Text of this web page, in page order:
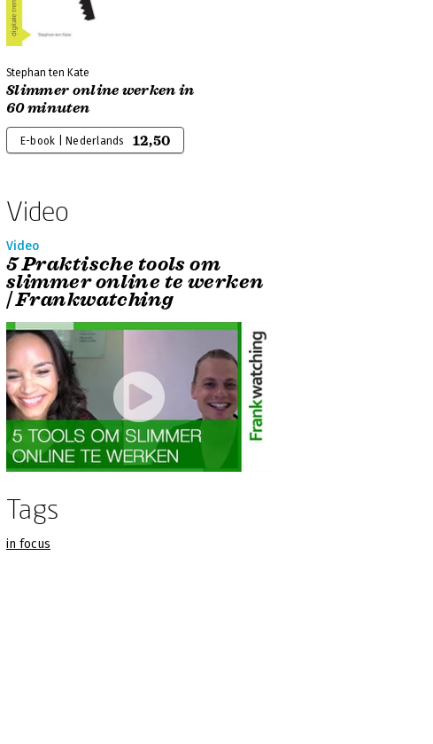
Stephan ten Kate
Slimmer online werken in
60 minuten
E-book | Nederlands 12,50
Video
Video
5 Praktische tools om
slimmer online te werken
| Frankwatching
Tags
in focus